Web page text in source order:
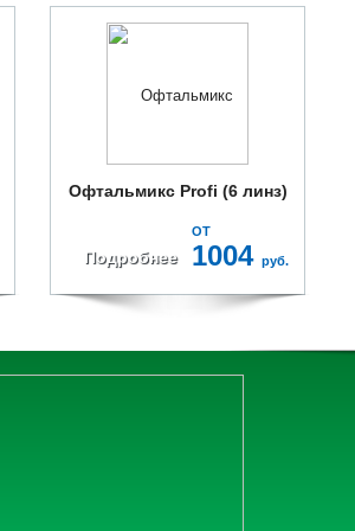
Офтальмикс Profi (6 линз)
Подробнее
ОТ
1004 руб.